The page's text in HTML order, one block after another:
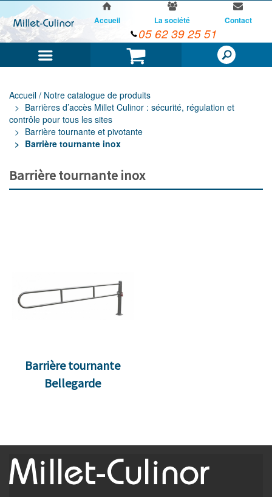
Panier
Accueil La société Contact
05 62 39 25 51
Accueil / Notre catalogue de produits
Barrières d’accès Millet Culinor : sécurité, régulation et
contrôle pour tous les sites
Barrière tournante et pivotante
Barrière tournante inox
Barrière tournante inox
Barrière tournante
Bellegarde